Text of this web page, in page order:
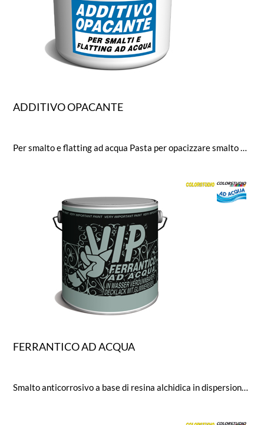
ADDITIVO OPACANTE
Per smalto e flatting ad acqua Pasta per opacizzare smalto e flatting ad acqua. L’additivo conferisce una piacevole ed uniforme finitura opaca allo smalto senza alterarne le caratteristiche di resistenza agli agenti atmosferici. Dose per ml 500-750: 1 flacone di additivo Dose per l 2,5: 3-5 flaconi di additivo
FERRANTICO AD ACQUA
Smalto anticorrosivo a base di resina alchidica in dispersione acquosa e di ossido di ferromicaceo. Garantisce elevata protezione ai manufatti trattati conferendo contemporaneamente un pregevole effetto antichizzante simile a quello del ferro battuto